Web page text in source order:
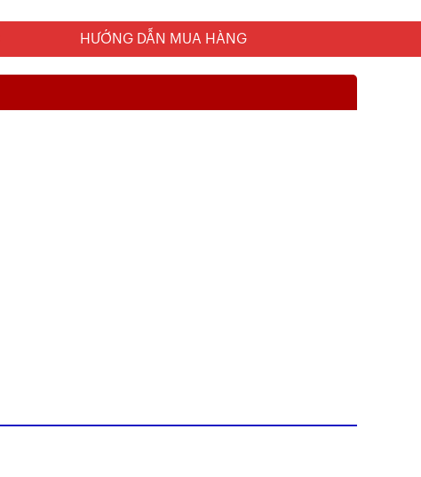
HƯỚNG DẪN MUA HÀNG